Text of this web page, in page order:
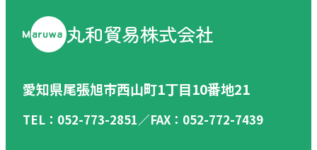
丸和貿易株式会社
愛知県尾張旭市西山町1丁目10番地21
TEL：052-773-2851／FAX：052-772-7439